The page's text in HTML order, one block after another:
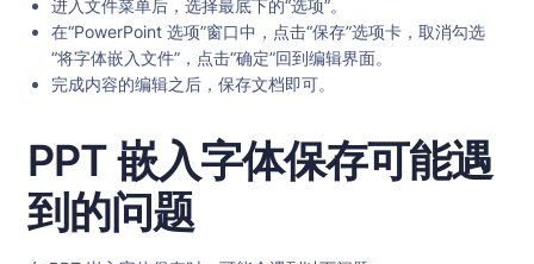
进入文件菜单后，选择最底下的“选项”。
在“PowerPoint 选项”窗口中，点击“保存”选项卡，取消勾选
“将字体嵌入文件”，点击“确定”回到编辑界面。
完成内容的编辑之后，保存文档即可。
PPT 嵌入字体保存可能遇
到的问题